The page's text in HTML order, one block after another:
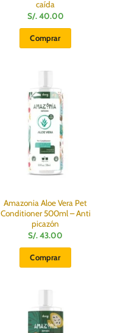
caída
S/.40.00
Comprar
Amazonia Aloe Vera Pet
Conditioner 500ml – Anti
picazón
S/.43.00
Comprar